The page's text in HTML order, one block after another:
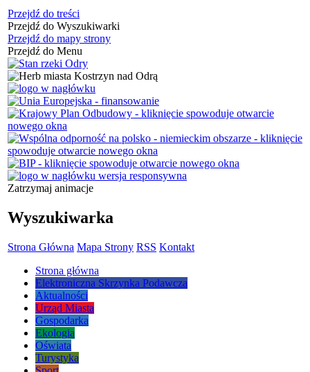
Przejdź do treści
Przejdź do Wyszukiwarki
Przejdź do mapy strony
Przejdź do Menu
Zatrzymaj animacje
Wyszukiwarka
Strona Główna Mapa Strony RSS Kontakt
Strona główna
Elektroniczna Skrzynka Podawcza
Aktualności
Urząd Miasta
Gospodarka
Ekologia
Oświata
Turystyka